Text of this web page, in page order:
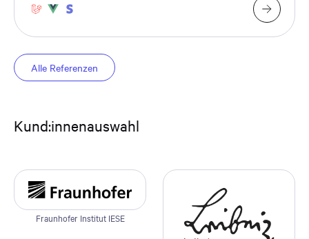
Alle Referenzen
Kund:innenauswahl
Fraunhofer Institut IESE